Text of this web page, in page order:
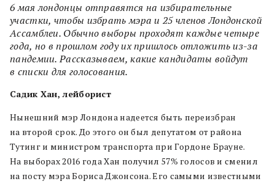
6 мая лондонцы отправятся на избирательные
участки, чтобы избрать мэра и 25 членов Лондонской
Ассамблеи. Обычно выборы проходят каждые четыре
года, но в прошлом году их пришлось отложить из-за
пандемии. Рассказываем, какие кандидаты войдут
в списки для голосования.
Садик Хан, лейборист
Нынешний мэр Лондона надеется быть переизбран
на второй срок. До этого он был депутатом от района
Тутинг и министром транспорта при Гордоне Брауне.
На выборах 2016 года Хан получил 57% голосов и сменил
на посту мэра Бориса Джонсона. Его самыми известными